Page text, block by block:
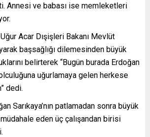
Annesi ve babası ise memleketleri
Acar Dışişleri Bakanı Mevlüt
başsağlığı dilemesinden büyük
belirterek “Bugün burada Erdoğan
uğurlamaya gelen herkese
dedi.
Sarıkaya’nın patlamadan sonra büyük
müdahale eden üç çalışandan birisi